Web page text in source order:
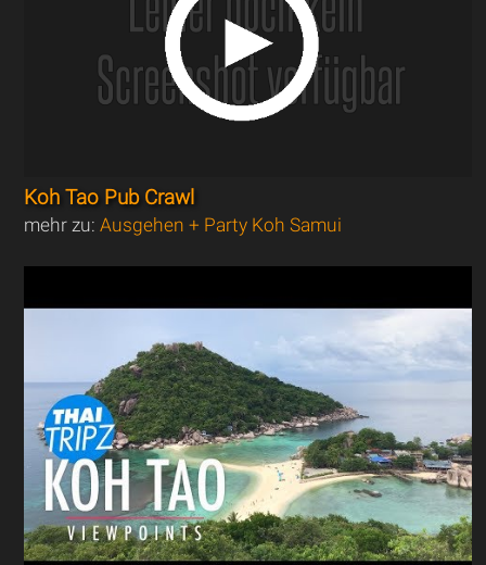
Koh Tao Pub Crawl
mehr zu:Ausgehen + Party Koh Samui